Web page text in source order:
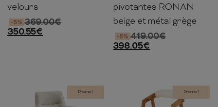
velours
369.00€
-5%
350.55€
pivotantes RONAN
beige et métal grège
419.00€
-5%
398.05€
Promo ! Promo !